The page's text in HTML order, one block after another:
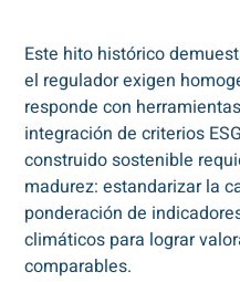
Este hito histórico
el regulador exigen
responde con
integración de criterios
construido sostenible
madurez: estandarizar la
ponderación de
climáticos para lograr
comparables.